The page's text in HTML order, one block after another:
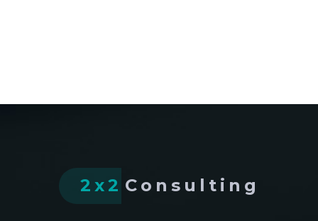
2x2 Consulting